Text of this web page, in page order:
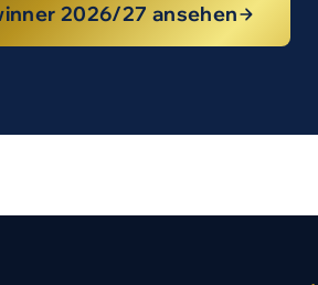
2026/27 ansehen